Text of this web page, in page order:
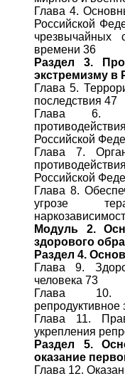
Глава 4.
Российской
чрезвычайных
времени 36
Раздел 3.
экстремизму в
Глава 5.
последствия 47
Глава 6.
Российской
Глава 7.
Российской
Глава 8.
угрозе
Модуль 2.
здорового
Раздел 4.
Глава 9.
человека 73
Глава 10.
репродуктивное
Глава 11.
укрепления
Раздел 5.
оказание
Глава 12.